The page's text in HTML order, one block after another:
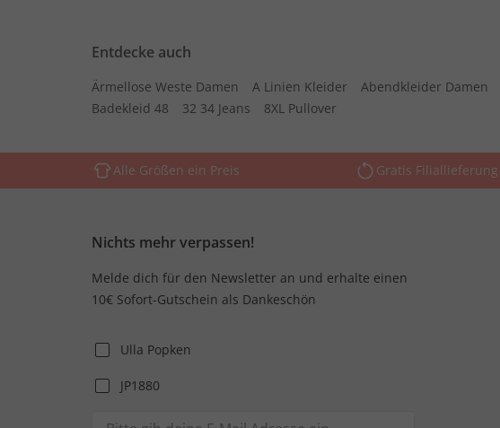
Entdecke auch
Ärmellose Weste Damen A Linien Kleider Abendkleider Damen
Badekleid 48
32 34 Jeans 8XL Pullover
Alle Größen ein Preis Gratis Filiallieferung
Nichts mehr verpassen!
Melde dich für den Newsletter an und erhalte einen
10€ Sofort-Gutschein als Dankeschön
Ulla Popken
JP1880